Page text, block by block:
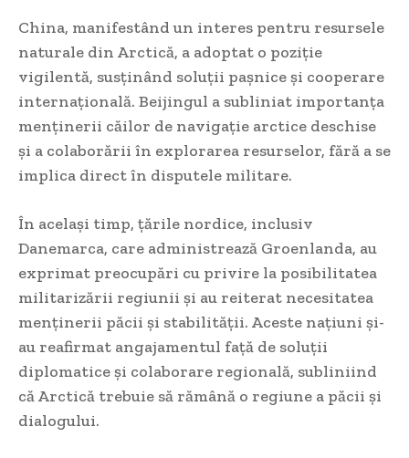
China, manifestând un interes pentru resursele
naturale din Arctică, a adoptat o poziție
vigilentă, susținând soluții pașnice și cooperare
internațională. Beijingul a subliniat importanța
menținerii căilor de navigație arctice deschise
și a colaborării în explorarea resurselor, fără a se
implica direct în disputele militare.
În același timp, țările nordice, inclusiv
Danemarca, care administrează Groenlanda, au
exprimat preocupări cu privire la posibilitatea
militarizării regiunii și au reiterat necesitatea
menținerii păcii și stabilității. Aceste națiuni și-
au reafirmat angajamentul față de soluții
diplomatice și colaborare regională, subliniind
că Arctică trebuie să rămână o regiune a păcii și
dialogului.